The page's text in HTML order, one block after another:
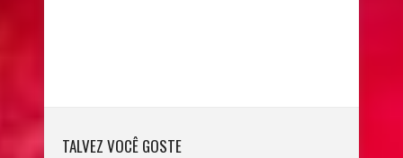
TALVEZ VOCÊ GOSTE